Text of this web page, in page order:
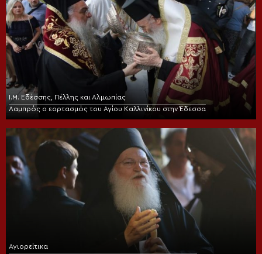
Ι.Μ. Εδέσσης, Πέλλης και Αλμωπίας
Λαμπρός ο εορτασμός του Αγίου Καλλινίκου στην Έδεσσα
Αγιορείτικα